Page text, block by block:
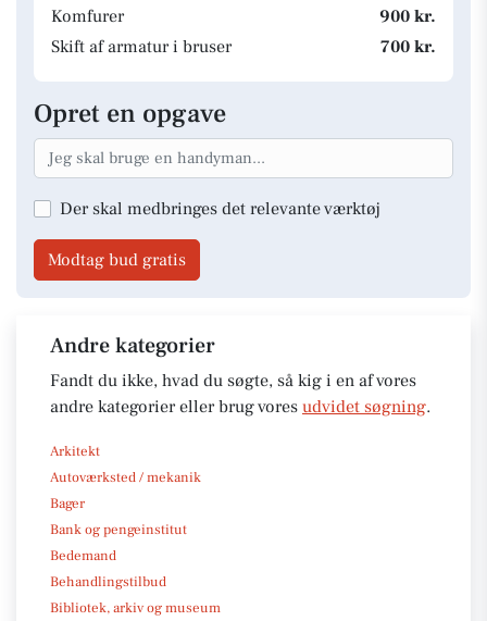
Komfurer
900 kr.
Skift af armatur i bruser
700 kr.
Opret en opgave
Der skal medbringes det relevante værktøj
Modtag bud gratis
Andre kategorier
Fandt du ikke, hvad du søgte, så kig i en af vores
andre kategorier eller brug vores udvidet søgning.
Arkitekt
Autoværksted / mekanik
Bager
Bank og pengeinstitut
Bedemand
Behandlingstilbud
Bibliotek, arkiv og museum